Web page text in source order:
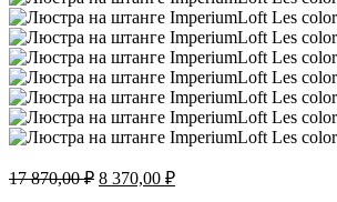
17 870,00₽ Первоначальная
8 370,00 ₽Текущая